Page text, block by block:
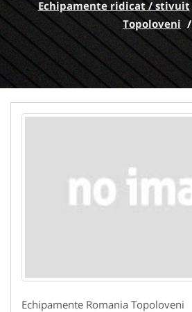
Echipamente ridicat / stivuit
Topoloveni /
Echipamente Romania Topoloveni